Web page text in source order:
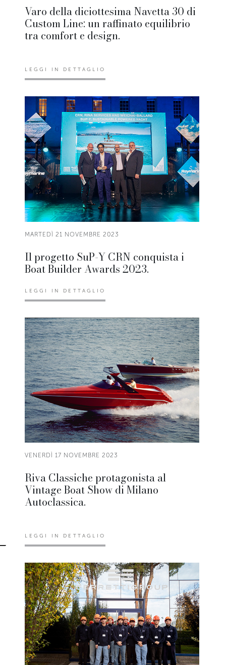
Varo della diciottesima Navetta 30 di
Custom Line: un raffinato equilibrio
tra comfort e design.
LEGGI IN DETTAGLIO
MARTEDÌ 21 NOVEMBRE 2023
Il progetto SuP-Y CRN conquista i
Boat Builder Awards 2023.
LEGGI IN DETTAGLIO
VENERDÌ 17 NOVEMBRE 2023
Riva Classiche protagonista al
Vintage Boat Show di Milano
Autoclassica.
LEGGI IN DETTAGLIO